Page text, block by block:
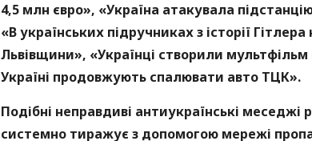
4,5 млн євро», «Україна атакувала
«В українських підручниках з історії
Львівщини», «Українці створили мультфільм
Україні продовжують спалювати авто ТЦК».
Подібні неправдиві антиукраїнські меседжі
системно тиражує з допомогою мережі